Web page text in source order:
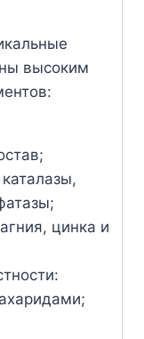
высоким
цинка и